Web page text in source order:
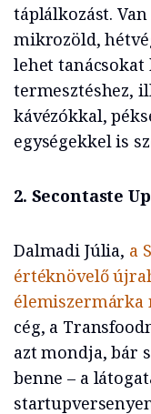
táplálkozást.
mikrozöld,
lehet
termesztéshez,
kávézókkal,
egységekkel is
2. Secontaste
Dalmadi Júlia, a
értéknövelő
élemiszermárka
cég, a
azt mondja, bár
benne – a